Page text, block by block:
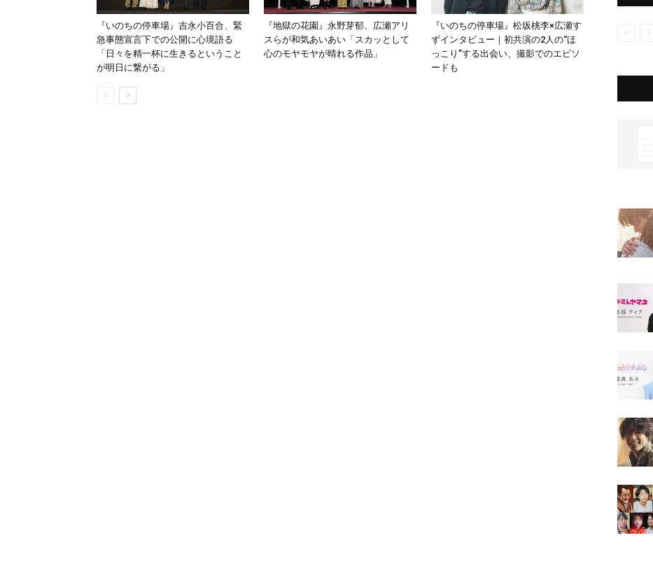
『いのちの停車場』吉永小百合、緊
急事態宣言下での公開に心境語る
「日々を精一杯に生きるということ
が明日に繋がる」
『地獄の花園』永野芽郁、広瀬アリ
スらが和気あいあい「スカッとして
心のモヤモヤが晴れる作品」
『いのちの停車場』松坂桃李×広瀬す
ずインタビュー｜初共演の2人の“ほ
っこり”する出会い、撮影でのエピソ
ードも